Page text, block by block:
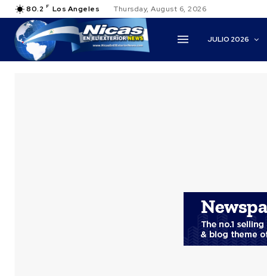
80.2 F Los Angeles Thursday, August 6, 2026
JULIO 2026